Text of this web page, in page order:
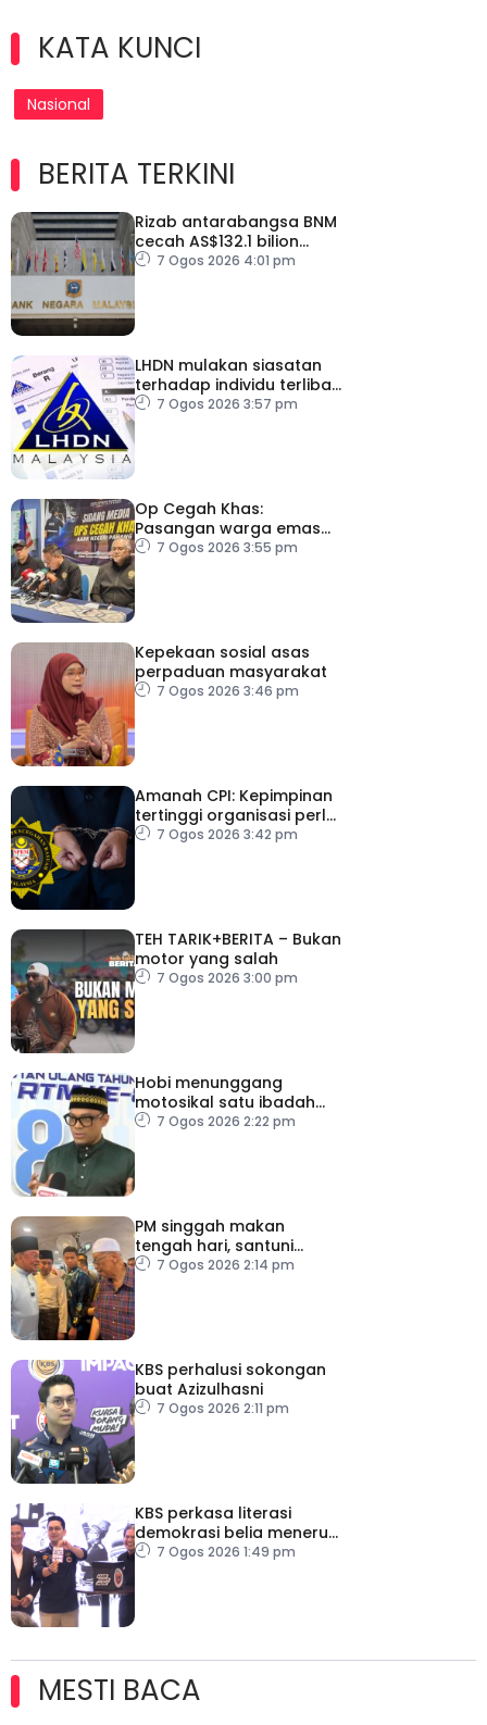
KATA KUNCI
Nasional
BERITA TERKINI
Rizab antarabangsa BNM
cecah AS$132.1 bilion
setakat Julai
7 Ogos 2026 4:01 pm
LHDN mulakan siasatan
terhadap individu terlibat
dalam Laporan RCI TH
7 Ogos 2026 3:57 pm
Op Cegah Khas:
Pasangan warga emas
antara 1,209 individu
7 Ogos 2026 3:55 pm
Kepekaan sosial asas
perpaduan masyarakat
7 Ogos 2026 3:46 pm
Amanah CPI: Kepimpinan
tertinggi organisasi perlu
pacu reformasi radikal
7 Ogos 2026 3:42 pm
TEH TARIK+BERITA – Bukan
motor yang salah
7 Ogos 2026 3:00 pm
Hobi menunggang
motosikal satu ibadah
sekiranya dilakukan
7 Ogos 2026 2:22 pm
PM singgah makan
tengah hari, santuni
orang ramai di Alor
7 Ogos 2026 2:14 pm
KBS perhalusi sokongan
buat Azizulhasni
7 Ogos 2026 2:11 pm
KBS perkasa literasi
demokrasi belia menerusi
Bulan Rakan Demokrasi
7 Ogos 2026 1:49 pm
MESTI BACA